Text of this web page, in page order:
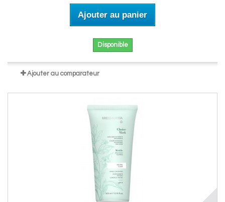
Ajouter au panier
Disponible
Ajouter au comparateur